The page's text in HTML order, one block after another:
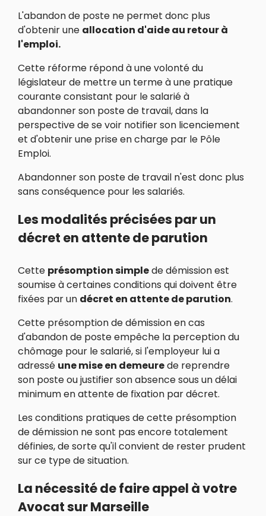
L'abandon de poste ne permet donc plus
d'obtenir une allocation d'aide au retour à
l'emploi.
Cette réforme répond à une volonté du
législateur de mettre un terme à une pratique
courante consistant pour le salarié à
abandonner son poste de travail, dans la
perspective de se voir notifier son licenciement
et d'obtenir une prise en charge par le Pôle
Emploi.
Abandonner son poste de travail n'est donc plus
sans conséquence pour les salariés.
Les modalités précisées par un
décret en attente de parution
Cette présomption simplede démission est
soumise à certaines conditions qui doivent être
fixées par un décret en attente de parution.
Cette présomption de démission en cas
d'abandon de poste empêche la perception du
chômage pour le salarié, si l'employeur lui a
adressé une mise en demeurede reprendre
son poste ou justifier son absence sous un délai
minimum en attente de fixation par décret.
Les conditions pratiques de cette présomption
de démission ne sont pas encore totalement
définies, de sorte qu'il convient de rester prudent
sur ce type de situation.
La nécessité de faire appel à votre
Avocat sur Marseille